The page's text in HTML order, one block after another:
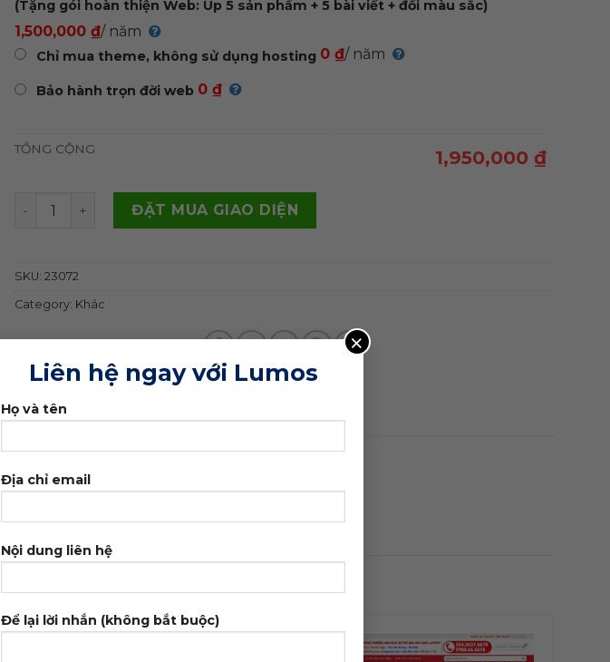
Liên hệ ngay với Lumos
Họ và tên
Địa chỉ email
Nội dung liên hệ
Để lại lời nhắn (không bắt buộc)
×
(Tặng gói hoàn thiện Web: Up 5 sản phẩm + 5 bài viết + đổi màu sắc)
1,500,000 ₫/ năm
Chỉ mua theme, không sử dụng hosting 0 ₫/ năm
Bảo hành trọn đời web 0 ₫
TỔNG CỘNG 1,950,000 ₫
Theme wordpress bán xe đạp 01 quantity
ĐẶT MUA GIAO DIỆN
SKU: 23072
Category: Khác